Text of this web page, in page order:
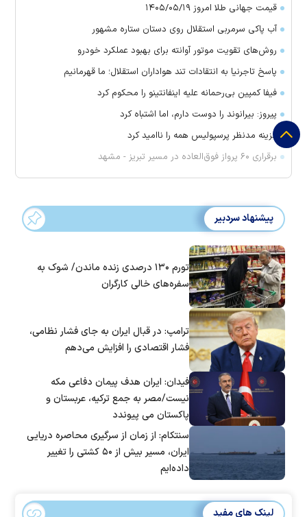
قیمت جهانی طلا امروز ۱۴۰۵/۰۵/۱۹
آب پاکی سرمربی استقلال روی دستان ستاره مشهور
روش‌های تقویت موتور آوانته برای بهبود عملکرد خودرو
پاسخ تاجرنیا به انتقادات تند هواداران استقلال؛ ما قهرمانیم
فیفا کمپین بی‌رحمانه علیه اینفانتینو را محکوم کرد
پیروز: بیرانوند را دوست دارم، اما اشتباه کرد
گزینه مدنظر پرسپولیس همه را ناامید کرد
برقراری ۶۰ پرواز فوق‌العاده در مسیر تبریز - مشهد
پیشنهاد سردبیر
تورم ۱۳۰ درصدی زنده ماندن/ شوک به
سفره‌های خالی کارگران
ترامپ: در قبال ایران به جای فشار نظامی،
فشار اقتصادی را افزایش می‌دهم
فیدان: ایران هدف پیمان دفاعی مکه
نیست/مصر به جمع ترکیه، عربستان و
پاکستان می پیوندد
سنتکام: از زمان از سرگیری محاصره دریایی
ایران، مسیر بیش از ۵۰ کشتی را تغییر
داده‌ایم
لینک های مفید